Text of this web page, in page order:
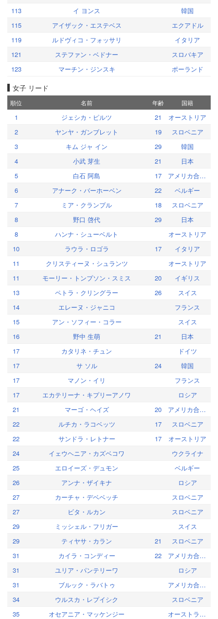
113
イ ヨンス
韓国
115
アイザック・エステベス
エクアドル
119
ルドヴィコ・フォッサリ
イタリア
121
ステファン・ベドナー
スロバキア
123
マーチン・ジンスキ ポーランド
女子 リード
順位 名前 年齢 国籍
1 ジェシカ・ピルツ 21
オーストリア
2
ヤンヤ・ガンブレット 19
スロベニア
3
キム ジャ イン 29
韓国
4
小武 芽生 21
日本
5
白石 阿島 17
アメリカ合衆国
6
アナーク・バーホーベン 22
ベルギー
7
ミア・クランプル 18
スロベニア
8
野口 啓代 29
日本
8
ハンナ・シューベルト
オーストリア
10
ラウラ・ロゴラ 17
イタリア
11
クリスティーヌ・シュランツ
オーストリア
11
モーリー・トンプソン・スミス 20
イギリス
13
ペトラ・クリングラー 26
スイス
14
エレーヌ・ジャニコ
フランス
15
アン・ソフィー・コラー
スイス
16
野中 生萌 21
日本
17
カタリネ・チュン
ドイツ
17
サ ソル 24
韓国
17
マノン・イリ
フランス
17
エカテリーナ・キプリーアノワ
ロシア
21
マーゴ・ヘイズ 20
アメリカ合衆国
22
ルチカ・ラコベッツ 17
スロベニア
22
サンドラ・レトナー 17
オーストリア
24
イェウヘニア・カズベコワ
ウクライナ
25
エロイーズ・デュモン
ベルギー
26
アンナ・ザイキナ
ロシア
27
カーチャ・デベベッチ
スロベニア
27
ビタ・ルカン
スロベニア
29
ミッシェル・フリガー
スイス
29
ティヤサ・カラン 21
スロベニア
31
カイラ・コンディー 22
アメリカ合衆国
31
ユリア・パンテリーワ
ロシア
31
ブルック・ラバトゥ
アメリカ合衆国
34
ウルスカ・レプイシク
スロベニア
35
オセアニア・マッケンジー
オーストラリア